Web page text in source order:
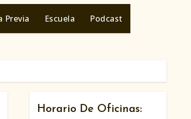
Previa Escuela Podcast
Horario De Oficinas: